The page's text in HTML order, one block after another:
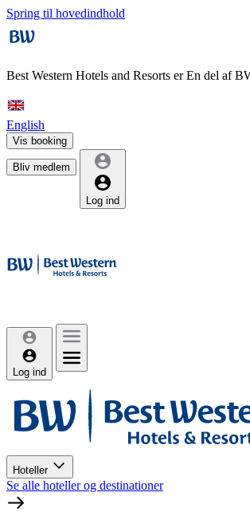
Spring til hovedindhold
Best Western Hotels and Resorts erEn del af
English
Vis booking
Bliv medlem
Log ind
Log ind
Hoteller
Se alle hoteller og destinationer